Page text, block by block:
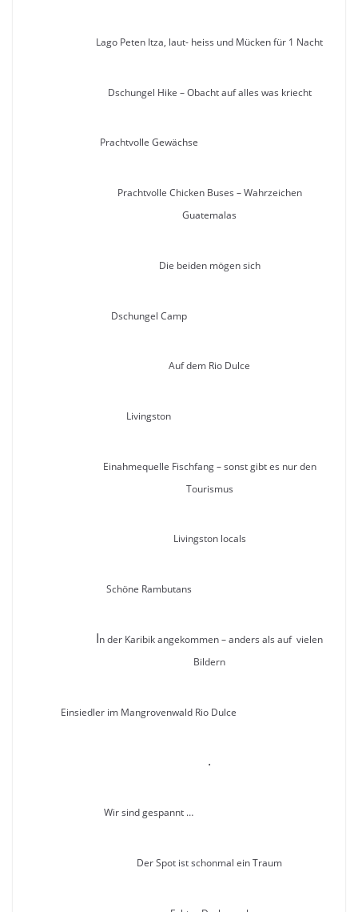
Lago Peten Itza, laut- heiss und Mücken für 1 Nacht
Dschungel Hike – Obacht auf alles was kriecht
Prachtvolle Gewächse
Prachtvolle Chicken Buses – Wahrzeichen
Guatemalas
Die beiden mögen sich
Dschungel Camp
Auf dem Rio Dulce
Livingston
Einahmequelle Fischfang – sonst gibt es nur den
Tourismus
Livingston locals
Schöne Rambutans
In der Karibik angekommen – anders als auf vielen
Bildern
Einsiedler im Mangrovenwald Rio Dulce
.
Wir sind gespannt …
Der Spot ist schonmal ein Traum